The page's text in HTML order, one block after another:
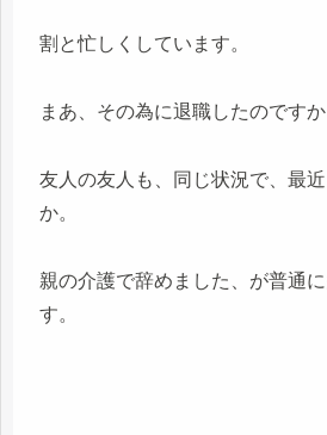
割と忙しくしています。
まあ、その為に退職したのですか
友人の友人も、同じ状況で、最
か。
親の介護で辞めました、が普通
す。